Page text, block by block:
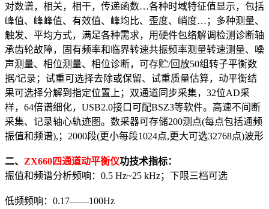
对数谱，相关，相干，传递函数…各种时域特征值显示，包括
峰值、峰峰值、有效值、峰均比、歪度、峭度…；多种测量、
触发、平均方式，满足各种需求，用硬件包络解调检测诊断轴
承齿轮故障，固有频率和临界转速共振频率测量转速测量、噪
声测量、相位测量、相位诊断，可存贮/回放50组转子平衡数
据/记录；试重可选择去除或保留、试重质量估算，动平衡结
果可选择分解到指定位置上；双通道同步采集，32位AD采
样，64倍谱细化，USB2.0接口可配BSZ3等软件。高速不间断
采集、记录轴心轨迹图。数采器可存储200测点(每点包括通频
振值和频谱),；2000段(更小每段1024点,更大可选32768点)波形
二、 ZX660四通道动平衡仪功技术指标：
振值和频谱分析频响：0.5 Hz~25 kHz；下限三档可选
低频频响：0.17——100Hz